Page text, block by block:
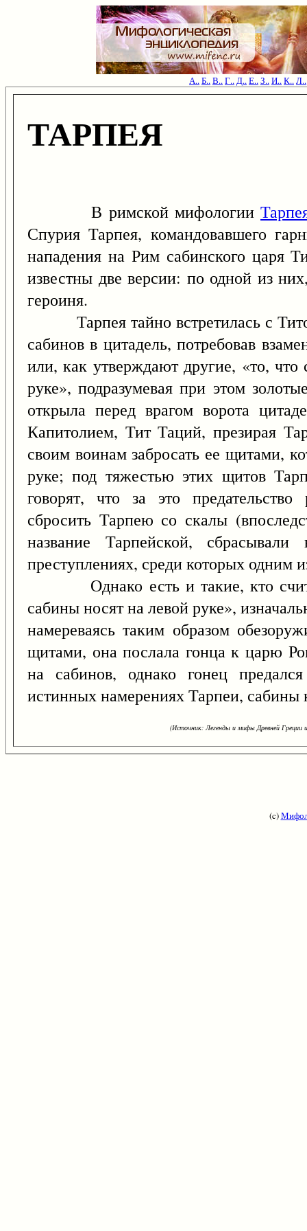
А..Б..В..Г..Д..Е..З..И..К..Л..
ТАРПЕЯ
В римской мифологии
Спурия Тарпея, командовавшего
нападения на Рим сабинского царя
известны две версии: по одной из
героиня.
Тарпея тайно встретилась с
сабинов в цитадель, потребовав
или, как утверждают другие, «то,
руке», подразумевая при этом
открыла перед врагом ворота
Капитолием, Тит Таций, презирая
своим воинам забросать ее щитами,
руке; под тяжестью этих щитов
говорят, что за это
сбросить Тарпею со скалы
название Тарпейской,
преступлениях, среди которых одним
Однако есть и такие, кто
сабины носят на левой руке»,
намереваясь таким образом
щитами, она послала гонца к царю
на сабинов, однако гонец
истинных намерениях Тарпеи,
(Источник: Легенды и мифы Древней
(c)